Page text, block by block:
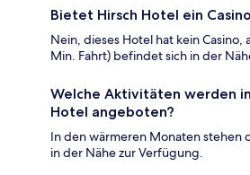
Bietet Hirsch Hotel ein
Nein, dieses Hotel hat kein Casino,
Min. Fahrt) befindet sich in der
Welche Aktivitäten werden
Hotel angeboten?
In den wärmeren Monaten stehen
in der Nähe zur Verfügung.